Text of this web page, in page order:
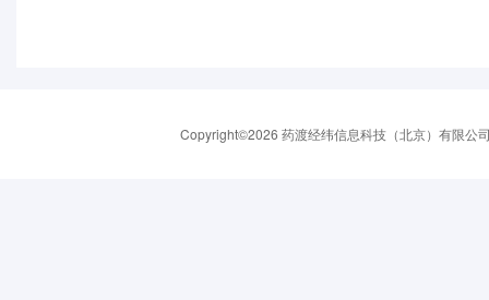
Copyright©2026 药渡经纬信息科技（北京）有限公